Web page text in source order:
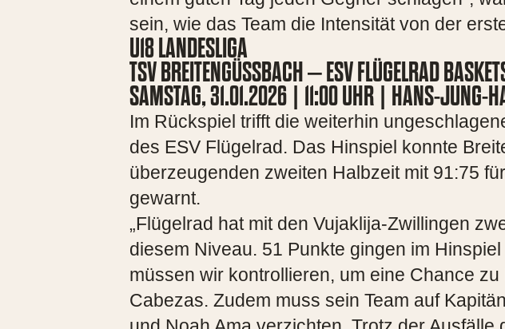
sein, wie das Team die Intensität von der
U18 LANDESLIGA
TSV BREITENGÜSSBACH – ESV FLÜGELRAD
SAMSTAG, 31.01.2026 | 11:00 UHR | HANS-JUNG-
Im Rückspiel trifft die weiterhin
des ESV Flügelrad. Das Hinspiel konnte
überzeugenden zweiten Halbzeit mit 91:75
gewarnt.
„Flügelrad hat mit den Vujaklija-Zwillingen
diesem Niveau. 51 Punkte gingen im
müssen wir kontrollieren, um eine Chance
Cabezas. Zudem muss sein Team auf